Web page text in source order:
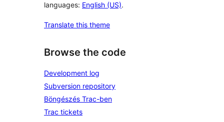
languages: English (US).
Translate this theme
Browse the code
Development log
Subversion repository
Böngészés Trac-ben
Trac tickets